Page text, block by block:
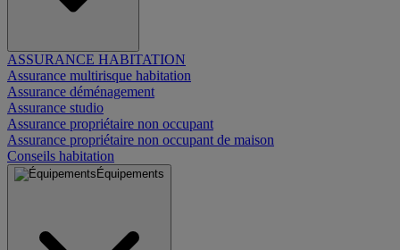
ASSURANCE HABITATION
Assurance multirisque habitation
Assurance déménagement
Assurance studio
Assurance propriétaire non occupant
Assurance propriétaire non occupant de maison
Conseils habitation
Équipements